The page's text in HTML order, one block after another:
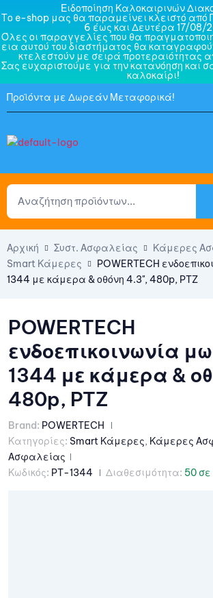
Ειδοποίηση Καλοκαιρινών
Το e-shop μας θα παραμείνει κλειστό
6 έως και Δευτέρα 17/08/
Όλες οι παραγγελίες που θα
εια αυτού του διαστήματος θα
κτελεστούν με σειρά προτεραιότητας
Σας ευχαριστούμε για την κατανόηση και
καλοκαίρι!
Προϊόντα με Δωρεάν Μεταφορικά!
Αρχική Συστ. Ασφαλείας
Κάμερες
Smart Κάμερες
POWERTECH
1344 με κάμερα & οθόνη 4.3", 480p, PTZ
POWERTECH
ενδοεπικοινωνία
1344 με κάμερα &
480p, PTZ
Brand: POWERTECH
Κατηγορίες: Smart Κάμερες, Κάμερες
Ασφαλείας
Κωδικός: PT-1344 Διαθεσιμότητα: 50